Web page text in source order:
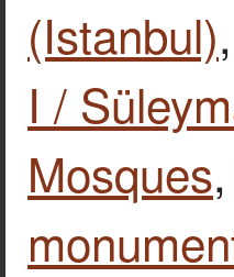
(Istanbul),
I /
Mosques,